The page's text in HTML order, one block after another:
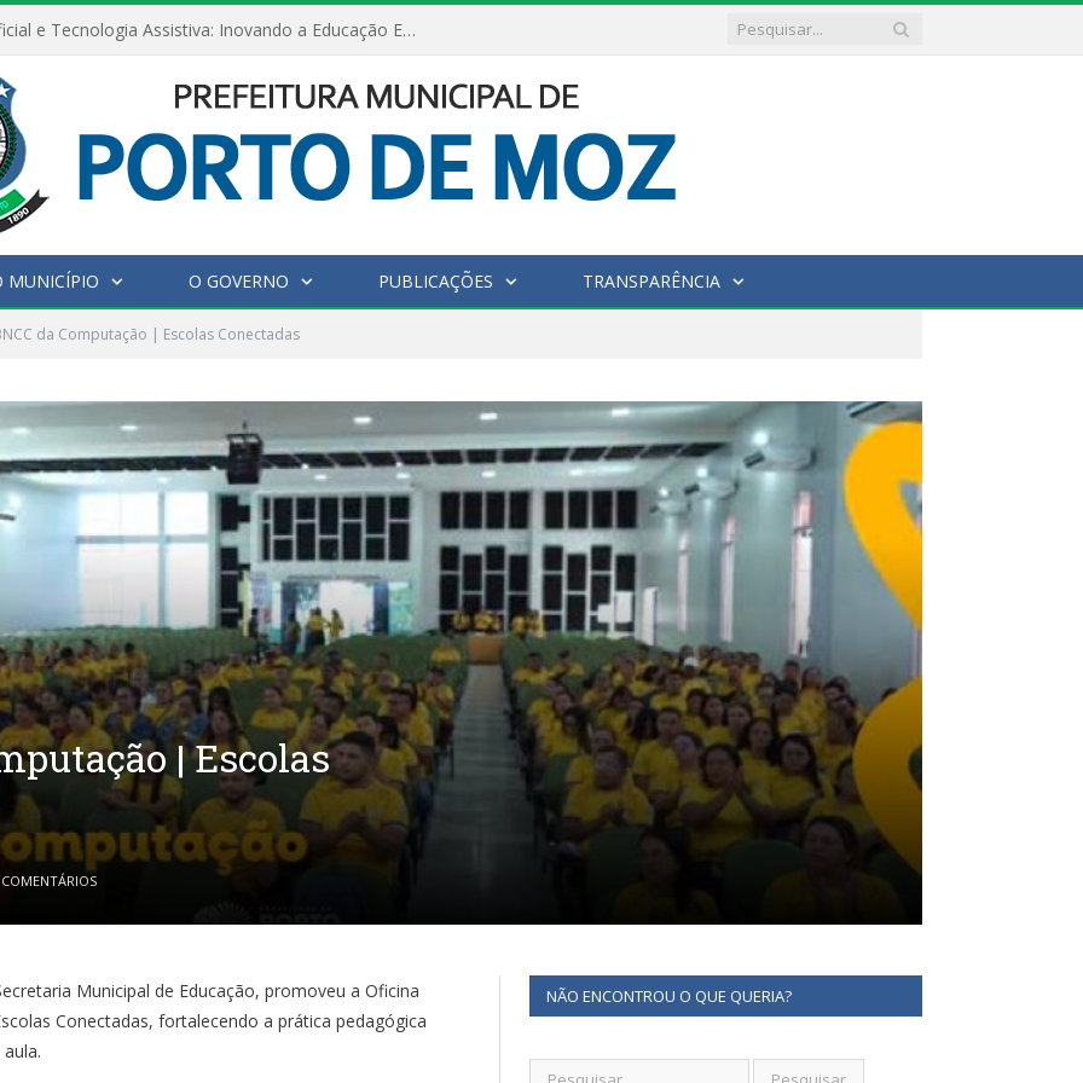
Inteligência Artificial e Tecnologia Assistiva: Inovando a Educação Especial e Inclusiva
MUNICÍPIO O GOVERNO PUBLICAÇÕES TRANSPARÊNCIA
da Computação | Escolas Conectadas
| Escolas
Municipal de Educação, promoveu a Oficina
Conectadas, fortalecendo a prática pedagógica
NÃO ENCONTROU O QUE QUERIA?